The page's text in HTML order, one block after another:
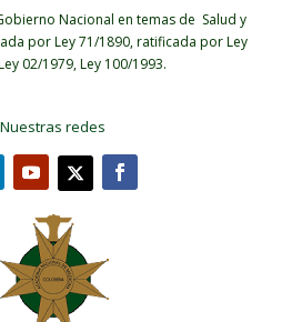
Nacional en temas de Salud y
por Ley 71/1890, ratificada por Ley
02/1979, Ley 100/1993.
Nuestras redes